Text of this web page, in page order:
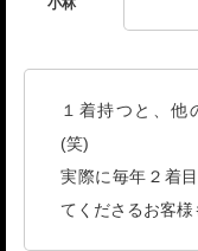
１着持つと、他
(笑)
実際に毎年２着
てくださるお客様